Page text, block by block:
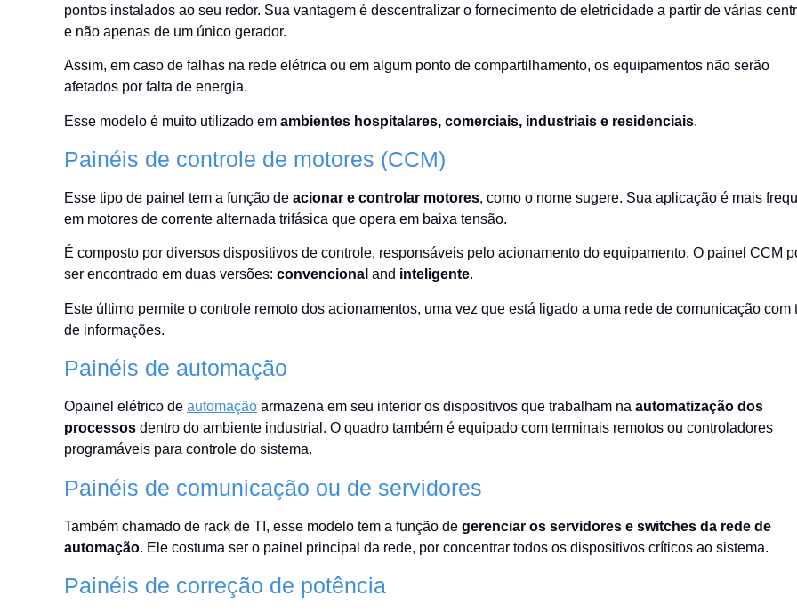
pontos instalados ao seu redor. Sua vantagem é descentralizar o fornecimento de eletricidade a partir de várias
e não apenas de um único gerador.
Assim, em caso de falhas na rede elétrica ou em algum ponto de compartilhamento, os equipamentos não serão
afetados por falta de energia.
Esse modelo é muito utilizado em ambientes hospitalares, comerciais, industriais e residenciais.
Painéis de controle de motores (CCM)
Esse tipo de painel tem a função de acionar e controlar motores, como o nome sugere. Sua aplicação é mais
em motores de corrente alternada trifásica que opera em baixa tensão.
É composto por diversos dispositivos de controle, responsáveis pelo acionamento do equipamento. O painel CCM
ser encontrado em duas versões: convencional and inteligente.
Este último permite o controle remoto dos acionamentos, uma vez que está ligado a uma rede de comunicação com
de informações.
Painéis de automação
Opainel elétrico de automação armazena em seu interior os dispositivos que trabalham na automatização dos
processos dentro do ambiente industrial. O quadro também é equipado com terminais remotos ou controladores
programáveis para controle do sistema.
Painéis de comunicação ou de servidores
Também chamado de rack de TI, esse modelo tem a função de gerenciar os servidores e switches da rede de
automação. Ele costuma ser o painel principal da rede, por concentrar todos os dispositivos críticos ao sistema.
Painéis de correção de potência